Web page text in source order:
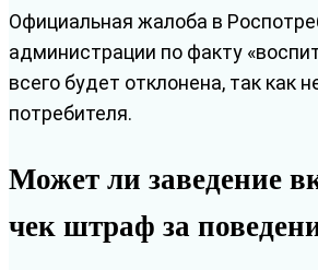
Официальная жалоба в
администрации по факту
всего будет отклонена, так как
потребителя.
Может ли заведение
чек штраф за